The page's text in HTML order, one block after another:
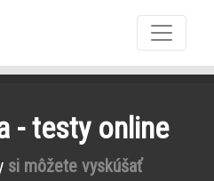
- testy online
si môžete vyskúšať